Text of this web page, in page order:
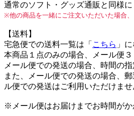
通常のソフト・グッズ通販と同様
※他の商品を一緒にご注文いただいた場合
【送料】
宅急便での送料一覧は「 こちら 」
本商品１点のみの場合、メール便
メール便での発送の場合、時間の指
また、メール便での発送の場合、
ル便での発送はご利用いただけませ
※メール便はお届けまでお時間が